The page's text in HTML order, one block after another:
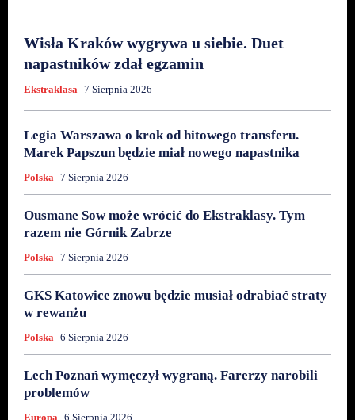
Wisła Kraków wygrywa u siebie. Duet
napastników zdał egzamin
Ekstraklasa 7 Sierpnia 2026
Legia Warszawa o krok od hitowego transferu.
Marek Papszun będzie miał nowego napastnika
Polska 7 Sierpnia 2026
Ousmane Sow może wrócić do Ekstraklasy. Tym
razem nie Górnik Zabrze
Polska 7 Sierpnia 2026
GKS Katowice znowu będzie musiał odrabiać straty
w rewanżu
Polska 6 Sierpnia 2026
Lech Poznań wymęczył wygraną. Farerzy narobili
problemów
Europa 6 Sierpnia 2026